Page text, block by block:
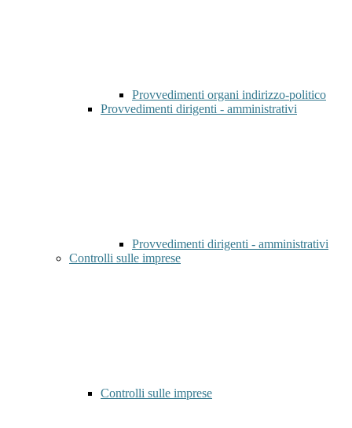
Provvedimenti organi indirizzo-politico
Provvedimenti dirigenti - amministrativi
Provvedimenti dirigenti - amministrativi
Controlli sulle imprese
Controlli sulle imprese